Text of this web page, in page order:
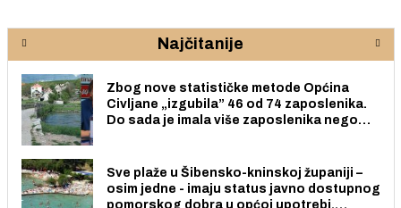
Najčitanije
Zbog nove statističke metode Općina
Civljane „izgubila” 46 od 74 zaposlenika.
Do sada je imala više zaposlenika nego
Sve plaže u Šibensko-kninskoj županiji –
osim jedne - imaju status javno dostupnog
pomorskog dobra u općoj upotrebi.